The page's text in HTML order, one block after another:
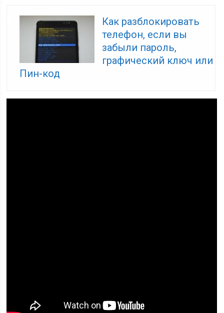
Как разблокировать
телефон, если вы
забыли пароль,
графический ключ или
Пин-код